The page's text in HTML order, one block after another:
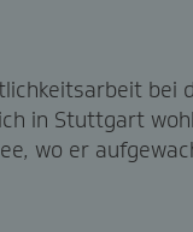
bei
in Stuttgart
wo er